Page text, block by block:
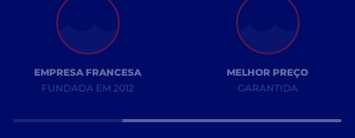
EMPRESA FRANCESA
FUNDADA EM 2012
MELHOR PREÇO
GARANTIDA